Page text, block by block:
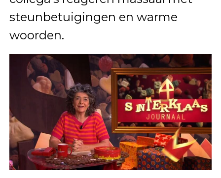
steunbetuigingen en warme
woorden.